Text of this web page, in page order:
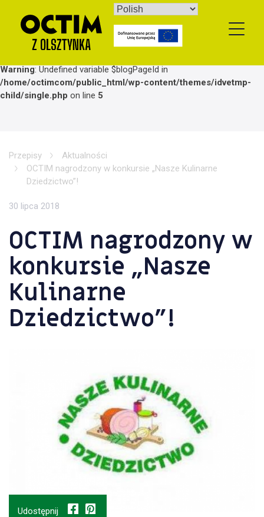
content
Warning: Undefined variable $blogPageId in
/home/octimcom/public_html/wp-content/themes/idvetmp-
child/single.php on line 5
Przepisy
Aktualności
OCTIM nagrodzony w konkursie „Nasze Kulinarne
Dziedzictwo”!
30 lipca 2018
OCTIM nagrodzony w
konkursie „Nasze
Kulinarne
Dziedzictwo”!
Udostępnij